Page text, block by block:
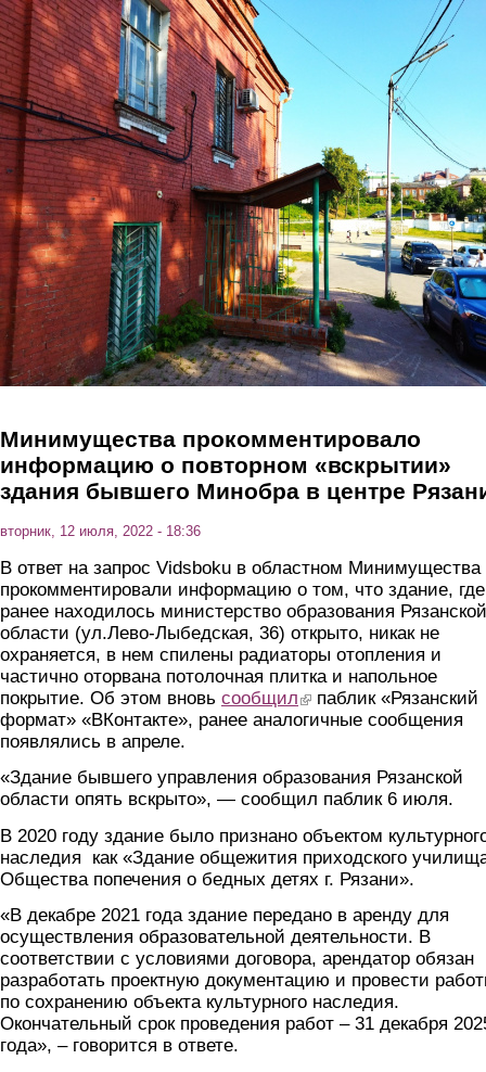
Перейти к основному содержанию
Минимущества прокомментировало
информацию о повторном «вскрытии»
здания бывшего Минобра в центре
вторник, 12 июля, 2022 - 18:36
В ответ на запрос Vidsboku в областном Минимущества
прокомментировали информацию о том, что здание, где
ранее находилось министерство образования Рязанской
области (ул.Лево-Лыбедская, 36) открыто, никак не
охраняется, в нем спилены радиаторы отопления и
частично оторвана потолочная плитка и напольное
покрытие. Об этом вновь сообщил (link is external)
паблик «Рязанский
формат» «ВКонтакте», ранее аналогичные сообщения
появлялись в апреле.
«Здание бывшего управления образования Рязанской
области опять вскрыто», — сообщил паблик 6 июля.
В 2020 году здание было признано объектом
наследия как «Здание общежития приходского
Общества попечения о бедных детях г. Рязани».
«В декабре 2021 года здание передано в аренду для
осуществления образовательной деятельности. В
соответствии с условиями договора, арендатор обязан
разработать проектную документацию и провести
по сохранению объекта культурного наследия.
Окончательный срок проведения работ – 31 декабря
года», – говорится в ответе.